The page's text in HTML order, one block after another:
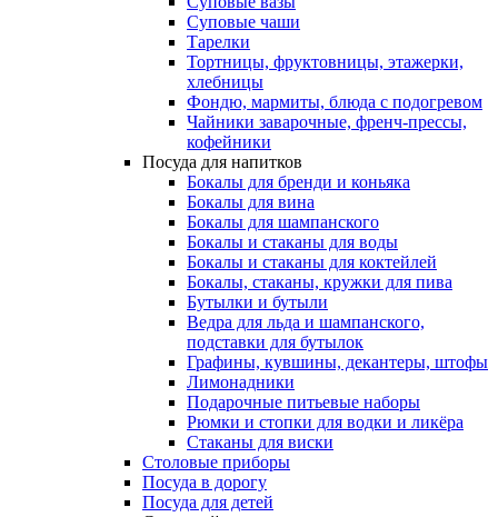
Суповые чаши
Тарелки
Тортницы, фруктовницы, этажерки,
хлебницы
Фондю, мармиты, блюда с подогревом
Чайники заварочные, френч-прессы,
кофейники
Посуда для напитков
Бокалы для бренди и коньяка
Бокалы для вина
Бокалы для шампанского
Бокалы и стаканы для воды
Бокалы и стаканы для коктейлей
Бокалы, стаканы, кружки для пива
Бутылки и бутыли
Ведра для льда и шампанского,
подставки для бутылок
Графины, кувшины, декантеры, штофы
Лимонадники
Подарочные питьевые наборы
Рюмки и стопки для водки и ликёра
Стаканы для виски
Столовые приборы
Посуда в дорогу
Посуда для детей